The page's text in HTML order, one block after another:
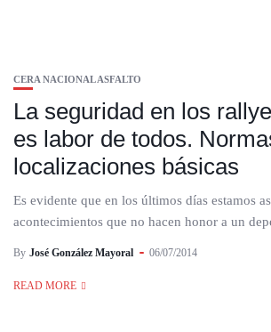
CERA NACIONAL ASFALTO
La seguridad en los
es labor de todos.
localizaciones básicas
Es evidente que en los últimos días estamos
acontecimientos que no hacen honor a un
By José González Mayoral 06/07/2014
READ MORE